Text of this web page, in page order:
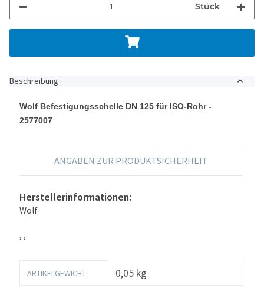
Stück
Beschreibung
Wolf Befestigungsschelle DN 125 für ISO-Rohr -
2577007
ANGABEN ZUR PRODUKTSICHERHEIT
Herstellerinformationen:
Wolf
, ,
Produkteigenschaft
Wert
ARTIKELGEWICHT: 0,05 kg